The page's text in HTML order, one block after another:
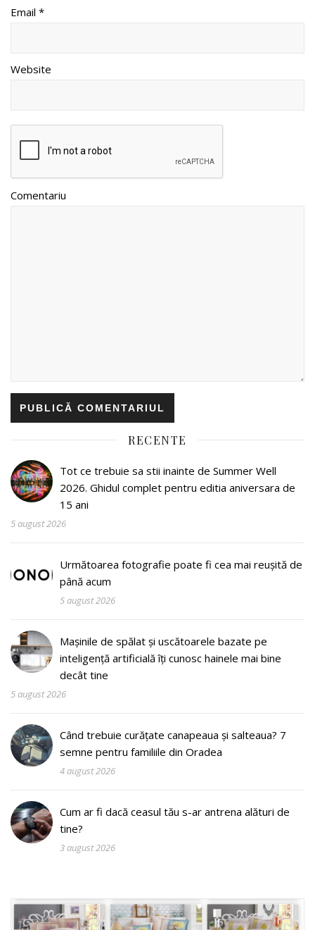
Email *
Website
Comentariu
RECENTE
Tot ce trebuie sa stii inainte de Summer Well
2026. Ghidul complet pentru editia aniversara de
15 ani
5 august 2026
Următoarea fotografie poate fi cea mai reușită de
până acum
5 august 2026
Mașinile de spălat și uscătoarele bazate pe
inteligență artificială îți cunosc hainele mai bine
decât tine
5 august 2026
Când trebuie curățate canapeaua și salteaua? 7
semne pentru familiile din Oradea
4 august 2026
Cum ar fi dacă ceasul tău s-ar antrena alături de
tine?
3 august 2026